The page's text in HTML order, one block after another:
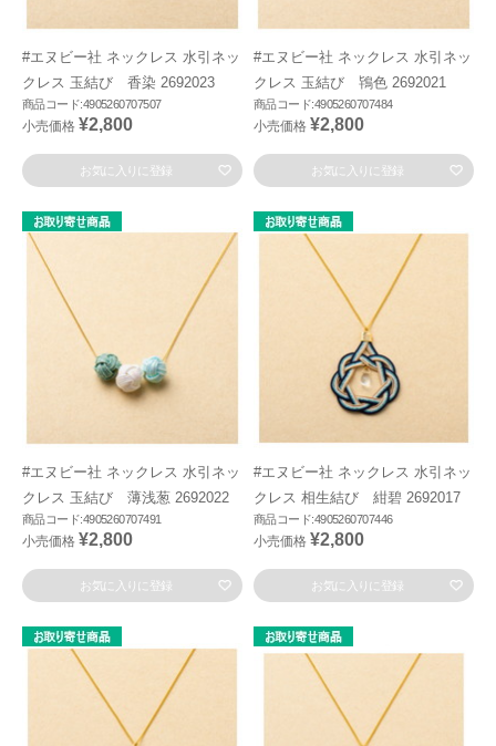
#エヌビー社 ネックレス 水引ネッ
クレス 玉結び 香染 2692023
商品コード:4905260707507
小売価格 ¥2,800
お気に入りに登録
#エヌビー社 ネックレス 水引ネッ
クレス 玉結び 鴇色 2692021
商品コード:4905260707484
小売価格 ¥2,800
お気に入りに登録
#エヌビー社 ネックレス 水引ネッ
クレス 玉結び 薄浅葱 2692022
商品コード:4905260707491
小売価格 ¥2,800
お気に入りに登録
#エヌビー社 ネックレス 水引ネッ
クレス 相生結び 紺碧 2692017
商品コード:4905260707446
小売価格 ¥2,800
お気に入りに登録